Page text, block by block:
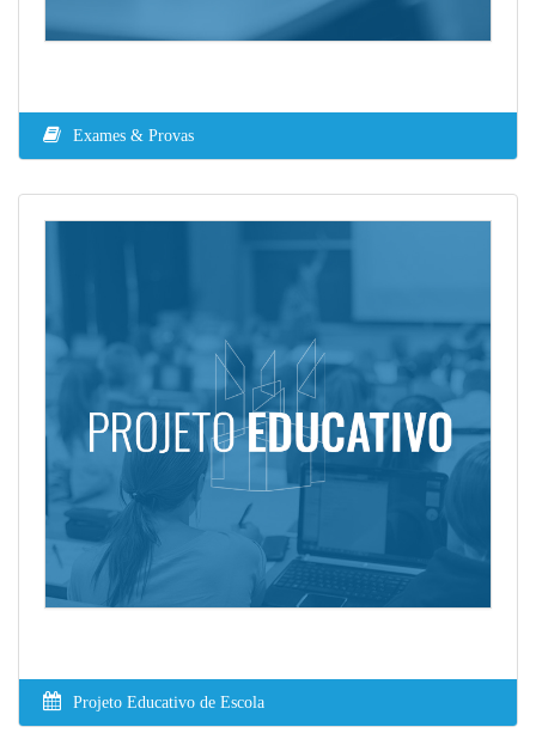
Exames & Provas
Projeto Educativo de Escola